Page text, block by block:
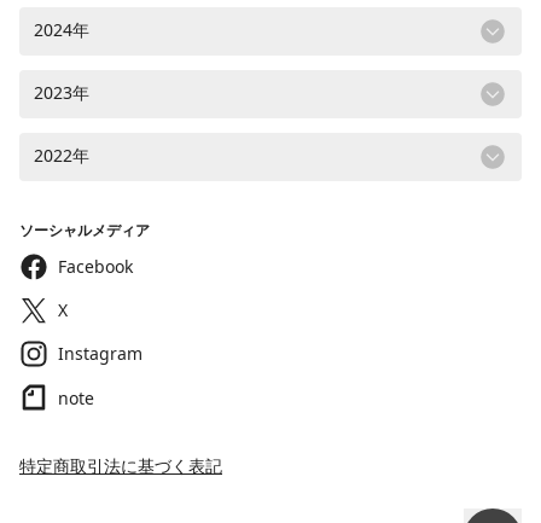
2024年
2023年
2022年
ソーシャルメディア
Facebook
X
Instagram
note
特定商取引法に基づく表記